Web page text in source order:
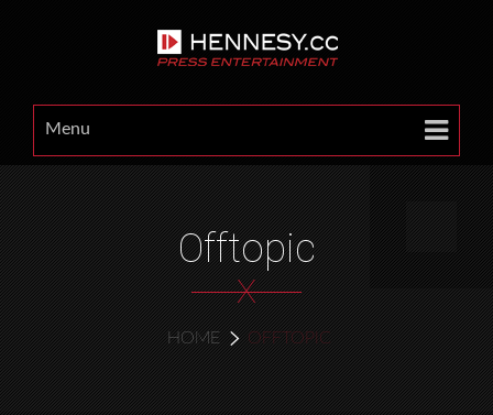
Menu
Offtopic
X
HOME OFFTOPIC